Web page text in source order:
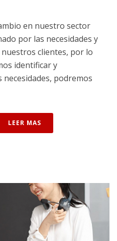
en nuestro sector
por las necesidades y
nuestros clientes, por lo
identificar y
necesidades, podremos
LEER MAS